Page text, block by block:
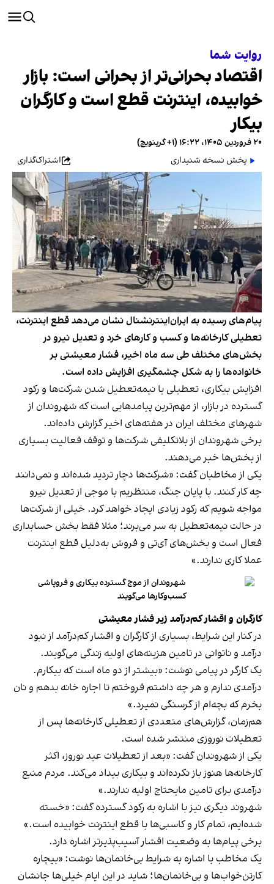
روایت شما
اقتصاد بحرانی‌تر از بحرانی است: بازار
خوابیده، اینترنت قطع است و کارگران
بیکار
۲۰ فروردین ۱۴۰۵، ۱۶:۲۲ (‎+۱ گرینویچ)
پخش نسخه شنیداری
اشتراک‌گذاری
پیام‌های رسیده به ایران‌اینترنشنال نشان می‌دهد قطع اینترنت،
تعطیلی کارخانه‌ها و کسب و کارهای خرد و تعدیل نیرو در
بخش‌های مختلف طی سه ماه اخیر، فشار معیشتی بر
خانواده‌ها را به شکل چشمگیری افزایش داده است.
افزایش بیکاری، تعطیلی یا نیمه‌تعطیل شدن شرکت‌ها و رکود
گسترده در بازار، از مهم‌ترین پیامدهایی است که شهروندان از
شهرهای مختلف ایران در هفته‌های اخیر گزارش داده‌اند.
برخی شهروندان از بلاتکلیفی شرکت‌ها و توقف فعالیت بسیاری
از بخش‌ها خبر می‌دهند.
یکی از مخاطبان گفت: «شرکت‌ها دچار تردید شده‌اند و نمی‌دانند
چه کار کنند. با پایان جنگ، منتظریم با موجی از تعدیل نیرو
مواجه شویم که رکود زیادی ایجاد خواهد کرد. خیلی از شرکت‌ها
در حالت نیمه‌تعطیل به سر می‌برند؛ مثلا فقط بخش حسابداری
فعال است و بخش‌های آی‌تی و فروش به‌دلیل قطع اینترنت
عملا کاری ندارند.»
شهروندان از موج گسترده بیکاری و فروپاشی
کسب‌وکارها می‌گویند
کارگران و اقشار کم‌درآمد زیر فشار معیشتی
در کنار این شرایط، بسیاری از کارگران و اقشار کم‌درآمد از نبود
درآمد و ناتوانی در تامین هزینه‌های اولیه زندگی می‌گویند.
یک کارگر در پیامی نوشت: «بیشتر از دو ماه است که بیکارم.
درآمدی ندارم و هر چه داشتم فروختم تا اجاره خانه بدهم و نان
بخرم که بچه‌ام از گرسنگی نمیرد.»
هم‌زمان، گزارش‌های متعددی از تعطیلی کارخانه‌ها پس از
تعطیلات نوروزی منتشر شده است.
یکی از شهروندان گفت: «بعد از تعطیلات عید نوروز، اکثر
کارخانه‌ها هنوز باز نکرده‌اند و بیکاری بیداد می‌کند. مردم منبع
درآمدی برای تامین مایحتاج اولیه ندارند.»
شهروند دیگری نیز با اشاره به رکود گسترده گفت: «خسته
شده‌ایم، تمام کار و کاسبی‌ها با قطع اینترنت خوابیده است.»
برخی پیام‌ها به وضعیت اقشار آسیب‌پذیرتر اشاره دارد.
یک مخاطب با اشاره به شرایط بی‌خانمان‌ها نوشت: «بیچاره
کارتن‌خواب‌ها و بی‌خانمان‌ها؛ شاید در این ایام خیلی‌ها جانشان